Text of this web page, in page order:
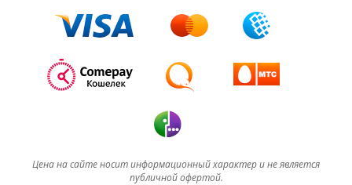
Цена на сайте носит информационный характер и не является
публичной офертой.